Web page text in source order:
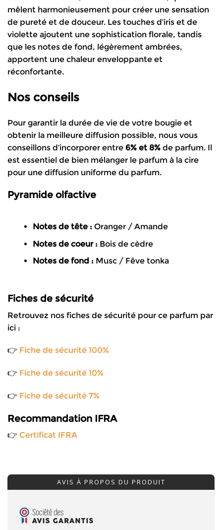
mêlent harmonieusement pour créer une sensation
de pureté et de douceur. Les touches d’iris et de
violette ajoutent une sophistication florale, tandis
que les notes de fond, légèrement ambrées,
apportent une chaleur enveloppante et
réconfortante.
Nos conseils
Pour garantir la durée de vie de votre bougie et
obtenir la meilleure diffusion possible, nous vous
conseillons d’incorporer entre 6% et 8% de parfum. Il
est essentiel de bien mélanger le parfum à la cire
pour une diffusion uniforme du parfum.
Pyramide olfactive
Notes de tête : Oranger / Amande
Notes de coeur : Bois de cèdre
Notes de fond : Musc / Fêve tonka
Fiches de sécurité
Retrouvez nos fiches de sécurité pour ce parfum par
ici :
👉 Fiche de sécurité 100%
👉 Fiche de sécurité 10%
👉 Fiche de sécurité 7%
Recommandation IFRA
👉 Certificat IFRA
AVIS À PROPOS DU PRODUIT